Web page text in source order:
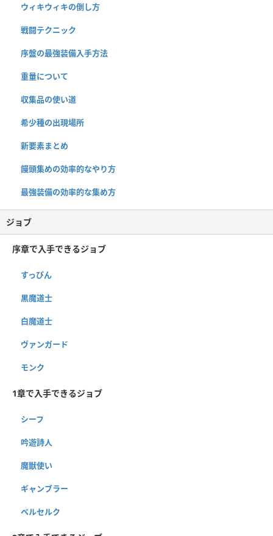
ウィキウィキの倒し方
戦闘テクニック
序盤の最強装備入手方法
重量について
収集品の使い道
希少種の出現場所
新要素まとめ
饅頭集めの効率的なやり方
最強装備の効率的な集め方
ジョブ
序章で入手できるジョブ
すっぴん
黒魔道士
白魔道士
ヴァンガード
モンク
1章で入手できるジョブ
シーフ
吟遊詩人
魔獣使い
ギャンブラー
ベルセルク